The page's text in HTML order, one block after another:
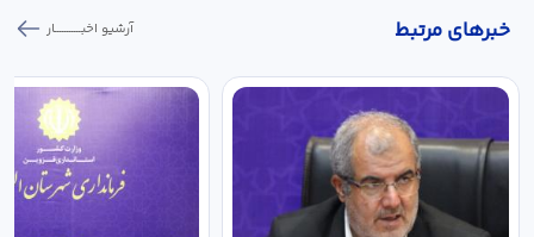
خبر‌های مرتبط آرشیو اخبـــــــــــار